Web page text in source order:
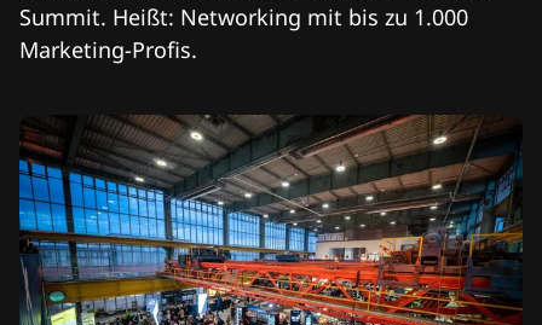
Summit. Heißt: Networking mit bis zu 1.000
Marketing-Profis.